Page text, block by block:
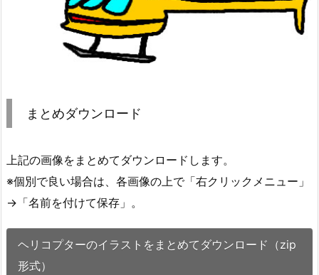
まとめダウンロード
上記の画像をまとめてダウンロードします。
※個別で良い場合は、各画像の上で「右クリックメニュー」
→「名前を付けて保存」。
ヘリコプターのイラストをまとめてダウンロード（zip
形式）